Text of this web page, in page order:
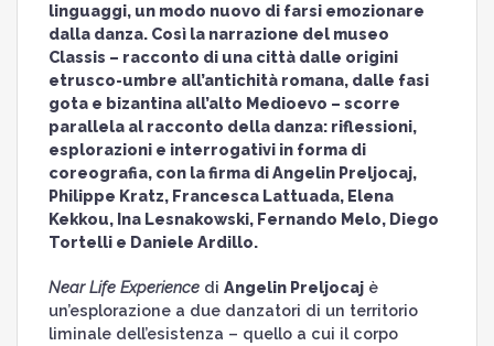
linguaggi, un modo nuovo di farsi emozionare
dalla danza. Così la narrazione del museo
Classis – racconto di una città dalle origini
etrusco-umbre all’antichità romana, dalle fasi
gota e bizantina all’alto Medioevo – scorre
parallela al racconto della danza: riflessioni,
esplorazioni e interrogativi in forma di
coreografia, con la firma di Angelin Preljocaj,
Philippe Kratz, Francesca Lattuada, Elena
Kekkou, Ina Lesnakowski, Fernando Melo, Diego
Tortelli e Daniele Ardillo.
Near Life Experiencedi Angelin Preljocajè
un’esplorazione a due danzatori di un territorio
liminale dell’esistenza – quello a cui il corpo